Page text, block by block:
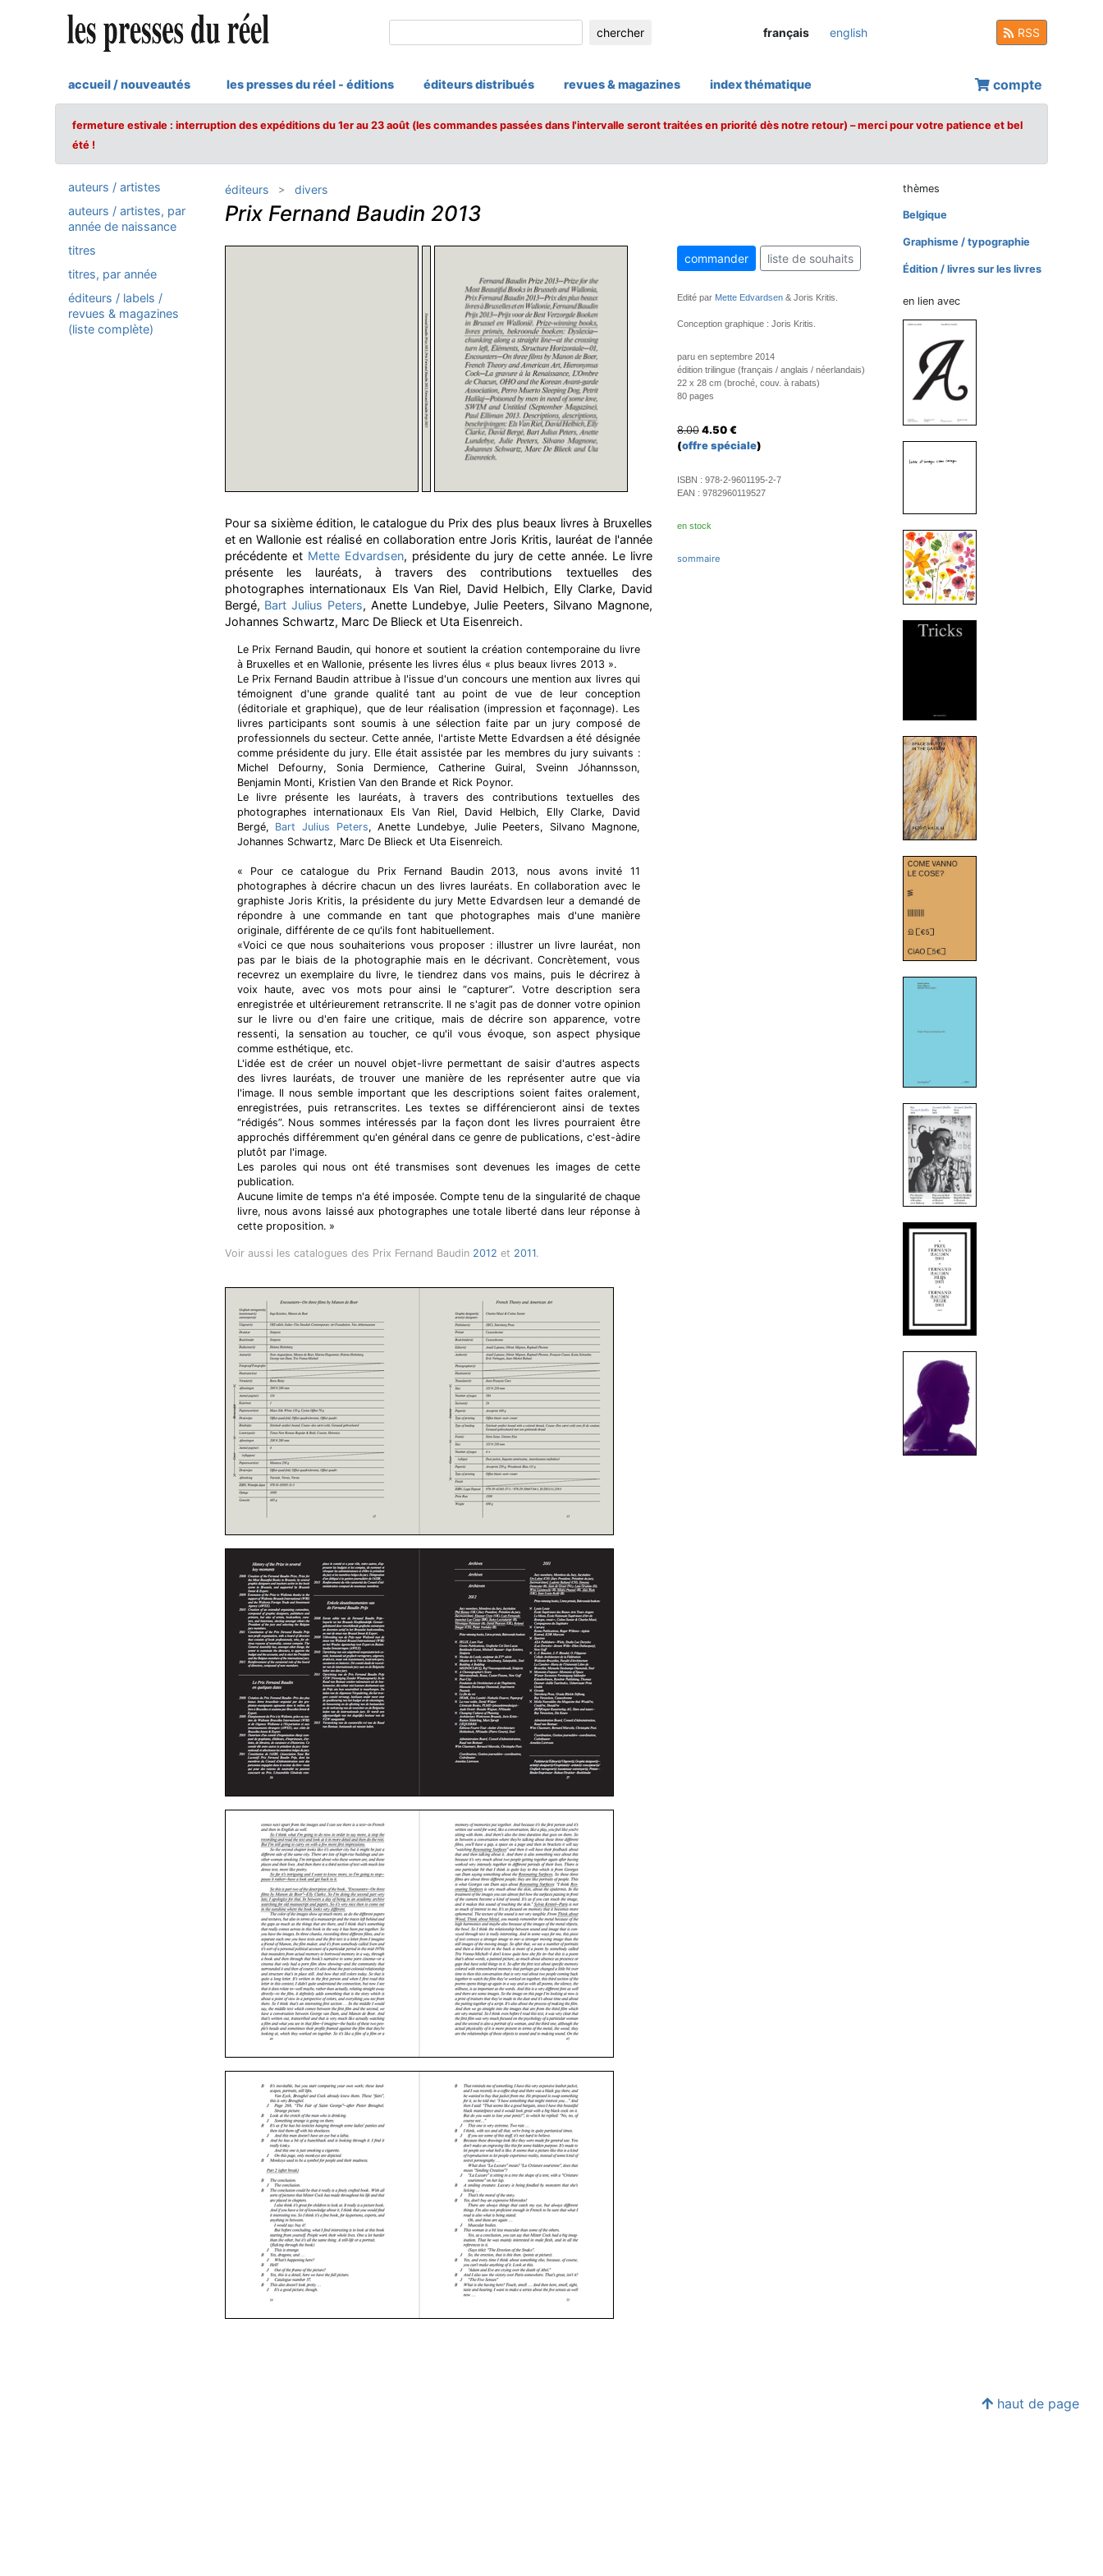
chercher français english RSS
accueil / nouveautés les presses du réel - éditions éditeurs distribués revues & magazines index thématique compte
fermeture estivale : interruption des expéditions du 1er au 23 août (les commandes passées dans l'intervalle seront traitées en priorité dès notre retour) – merci pour votre patience et bel
été !
auteurs / artistes
auteurs / artistes, par
année de naissance
titres
titres, par année
éditeurs / labels /
revues & magazines
(liste complète)
éditeurs divers
Prix Fernand Baudin 2013
Pour sa sixième édition, le catalogue du Prix des plus beaux livres à Bruxelles
et en Wallonie est réalisé en collaboration entre Joris Kritis, lauréat de l'année
précédente et Mette Edvardsen, présidente du jury de cette année. Le livre
présente les lauréats, à travers des contributions textuelles des
photographes internationaux Els Van Riel, David Helbich, Elly Clarke, David
Bergé, Bart Julius Peters, Anette Lundebye, Julie Peeters, Silvano Magnone,
Johannes Schwartz, Marc De Blieck et Uta Eisenreich.
Le Prix Fernand Baudin, qui honore et soutient la création contemporaine du livre
à Bruxelles et en Wallonie, présente les livres élus « plus beaux livres 2013 ».
Le Prix Fernand Baudin attribue à l'issue d'un concours une mention aux livres qui
témoignent d'une grande qualité tant au point de vue de leur conception
(éditoriale et graphique), que de leur réalisation (impression et façonnage). Les
livres participants sont soumis à une sélection faite par un jury composé de
professionnels du secteur. Cette année, l'artiste Mette Edvardsen a été désignée
comme présidente du jury. Elle était assistée par les membres du jury suivants :
Michel Defourny, Sonia Dermience, Catherine Guiral, Sveinn Jóhannsson,
Benjamin Monti, Kristien Van den Brande et Rick Poynor.
Le livre présente les lauréats, à travers des contributions textuelles des
photographes internationaux Els Van Riel, David Helbich, Elly Clarke, David
Bergé, Bart Julius Peters, Anette Lundebye, Julie Peeters, Silvano Magnone,
Johannes Schwartz, Marc De Blieck et Uta Eisenreich.
« Pour ce catalogue du Prix Fernand Baudin 2013, nous avons invité 11
photographes à décrire chacun un des livres lauréats. En collaboration avec le
graphiste Joris Kritis, la présidente du jury Mette Edvardsen leur a demandé de
répondre à une commande en tant que photographes mais d'une manière
originale, différente de ce qu'ils font habituellement.
«Voici ce que nous souhaiterions vous proposer : illustrer un livre lauréat, non
pas par le biais de la photographie mais en le décrivant. Concrètement, vous
recevrez un exemplaire du livre, le tiendrez dans vos mains, puis le décrirez à
voix haute, avec vos mots pour ainsi le “capturer”. Votre description sera
enregistrée et ultérieurement retranscrite. Il ne s'agit pas de donner votre opinion
sur le livre ou d'en faire une critique, mais de décrire son apparence, votre
ressenti, la sensation au toucher, ce qu'il vous évoque, son aspect physique
comme esthétique, etc.
L'idée est de créer un nouvel objet-livre permettant de saisir d'autres aspects
des livres lauréats, de trouver une manière de les représenter autre que via
l'image. Il nous semble important que les descriptions soient faites oralement,
enregistrées, puis retranscrites. Les textes se différencieront ainsi de textes
“rédigés”. Nous sommes intéressés par la façon dont les livres pourraient être
approchés différemment qu'en général dans ce genre de publications, c'est-àdire
plutôt par l'image.
Les paroles qui nous ont été transmises sont devenues les images de cette
publication.
Aucune limite de temps n'a été imposée. Compte tenu de la singularité de chaque
livre, nous avons laissé aux photographes une totale liberté dans leur réponse à
cette proposition. »
Voir aussi les catalogues des Prix Fernand Baudin 2012 et 2011.
commander liste de souhaits
Edité par Mette Edvardsen& Joris Kritis.
Conception graphique : Joris Kritis.
paru en septembre 2014
édition trilingue (français / anglais / néerlandais)
22 x 28 cm (broché, couv. à rabats)
80 pages
8.00 4.50 €
(offre spéciale)
ISBN : 978-2-9601195-2-7
EAN : 9782960119527
en stock
sommaire
thèmes
Belgique
Graphisme / typographie
Édition / livres sur les livres
en lien avec
haut de page